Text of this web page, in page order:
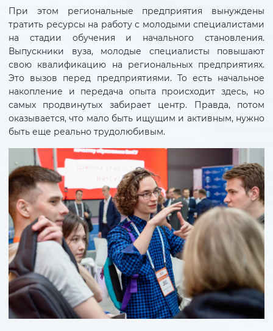
При этом региональные предприятия вынуждены
тратить ресурсы на работу с молодыми специалистами
на стадии обучения и начального становления.
Выпускники вуза, молодые специалисты повышают
свою квалификацию на региональных предприятиях.
Это вызов перед предприятиями. То есть начальное
накопление и передача опыта происходит здесь, но
самых продвинутых забирает центр. Правда, потом
оказывается, что мало быть ищущим и активным, нужно
быть еще реально трудолюбивым.